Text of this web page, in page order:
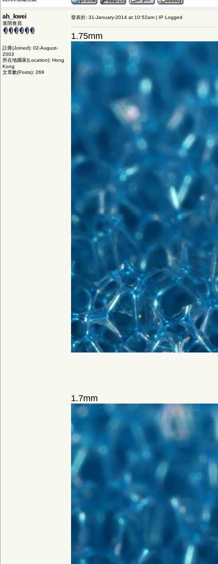
ah_kwei
進階會員
註冊(Joined): 02-August-
2003
所在地國家(Location): Hong
Kong
文章數(Posts): 269
發表於: 31-January-2014 at 10:52am | IP Logged
1.75mm
1.7mm